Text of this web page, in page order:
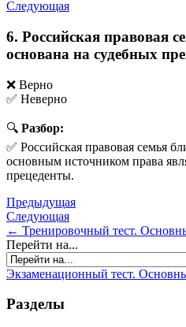
Следующая
6. Российская правовая
основана на судебных
❌ Верно
✅ Неверно
🔍 Разбор:
✅ Российская правовая семья
основным источником права
прецеденты.
Предыдущая
Следующая
← Тренировочный тест.
Перейти на...
Экзаменационный тест.
Разделы